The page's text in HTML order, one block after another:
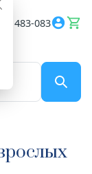
483-083